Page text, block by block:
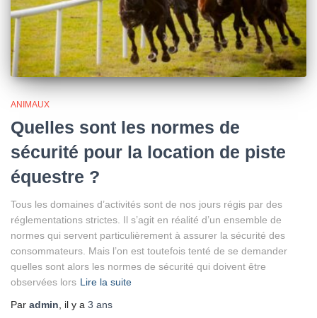
ANIMAUX
Quelles sont les normes de
sécurité pour la location de piste
équestre ?
Tous les domaines d’activités sont de nos jours régis par des
réglementations strictes. Il s’agit en réalité d’un ensemble de
normes qui servent particulièrement à assurer la sécurité des
consommateurs. Mais l’on est toutefois tenté de se demander
quelles sont alors les normes de sécurité qui doivent être
observées lors Lire la suite
Par admin , il y a 3 ans